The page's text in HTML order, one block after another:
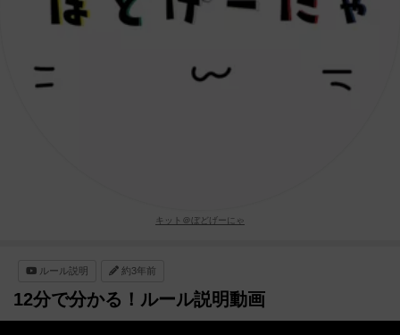
キット＠ぼどげーにゃ
ルール説明 約3年前
12分で分かる！ルール説明動画